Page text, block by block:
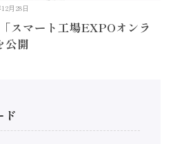
月28日
スマート工場EXPOオンラ
公開
ド